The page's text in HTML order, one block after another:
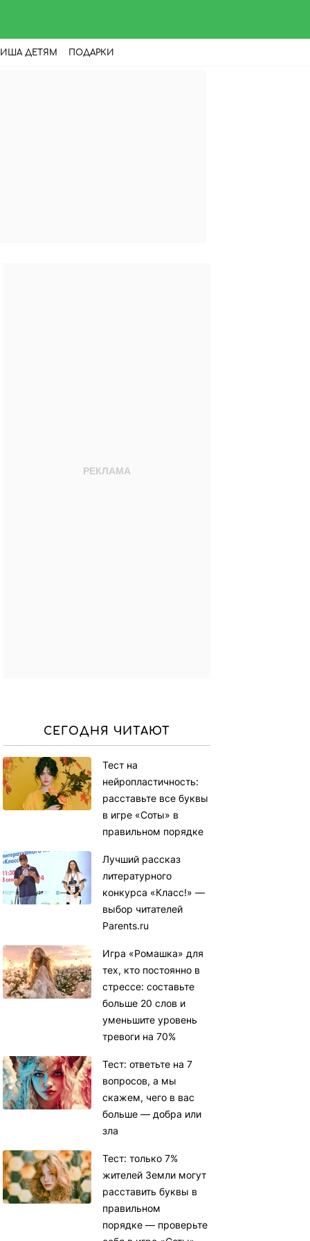
ДЕТЯМ ПОДАРКИ
СЕГОДНЯ ЧИТАЮТ
Тест на
нейропластичность:
расставьте все буквы
в игре «Соты» в
правильном порядке
Лучший рассказ
литературного
конкурса «Класс!» —
выбор читателей
Parents.ru
Игра «Ромашка» для
тех, кто постоянно в
стрессе: составьте
больше 20 слов и
уменьшите уровень
тревоги на 70%
Тест: ответьте на 7
вопросов, а мы
скажем, чего в вас
больше — добра или
зла
Тест: только 7%
жителей Земли могут
расставить буквы в
правильном
порядке — проверьте